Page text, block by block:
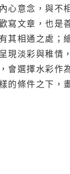
心意念，與
寫文章，也
其相通之處
現淡彩與稚
會選擇水彩
的條件之下，